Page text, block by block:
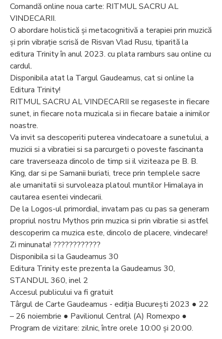
Comandă online noua carte: RITMUL SACRU AL
VINDECARII.
O abordare holistică şi metacognitivă a terapiei prin muzică
şi prin vibraţie scrisă de Risvan Vlad Rusu, tiparită la
editura Trinity în anul 2023. cu plata ramburs sau online cu
cardul.
Disponibila atat la Targul Gaudeamus, cat si online la
Editura Trinity!
RITMUL SACRU AL VINDECARII se regaseste in fiecare
sunet, in fiecare nota muzicala si in fiecare bataie a inimilor
noastre.
Va invit sa descoperiti puterea vindecatoare a sunetului, a
muzicii si a vibratiei si sa parcurgeti o poveste fascinanta
care traverseaza dincolo de timp si il viziteaza pe B. B.
King, dar si pe Samanii buriati, trece prin templele sacre
ale umanitatii si survoleaza platoul muntilor Himalaya in
cautarea esentei vindecarii.
De la Logos-ul primordial, invatam pas cu pas sa generam
propriul nostru Mythos prin muzica si prin vibratie si astfel
descoperim ca muzica este, dincolo de placere, vindecare!
Zi minunata! ????????????
Disponibila si la Gaudeamus 30
Editura Trinity este prezenta la Gaudeamus 30,
STANDUL 360, inel 2
Accesul publicului va fi gratuit
Târgul de Carte Gaudeamus - ediţia Bucureşti 2023 ● 22
– 26 noiembrie ● Pavilionul Central (A) Romexpo ●
Program de vizitare: zilnic, între orele 10:00 şi 20:00.